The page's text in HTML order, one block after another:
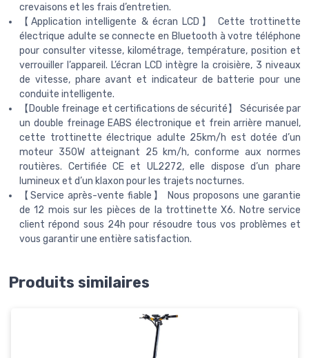
crevaisons et les frais d’entretien.
【Application intelligente & écran LCD】 Cette trottinette
électrique adulte se connecte en Bluetooth à votre téléphone
pour consulter vitesse, kilométrage, température, position et
verrouiller l’appareil. L’écran LCD intègre la croisière, 3 niveaux
de vitesse, phare avant et indicateur de batterie pour une
conduite intelligente.
【Double freinage et certifications de sécurité】 Sécurisée par
un double freinage EABS électronique et frein arrière manuel,
cette trottinette électrique adulte 25km/h est dotée d’un
moteur 350W atteignant 25 km/h, conforme aux normes
routières. Certifiée CE et UL2272, elle dispose d’un phare
lumineux et d’un klaxon pour les trajets nocturnes.
【Service après-vente fiable】 Nous proposons une garantie
de 12 mois sur les pièces de la trottinette X6. Notre service
client répond sous 24h pour résoudre tous vos problèmes et
vous garantir une entière satisfaction.
Produits similaires